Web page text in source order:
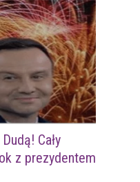
Cały
z prezydentem